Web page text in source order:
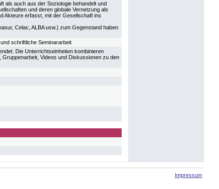
als auch aus der Soziologie behandelt und
und deren globale Vernetzung als
Akteure erfasst, mit der Gesellschaft ins
Celac, ALBA usw.) zum Gegenstand haben
schriftliche Seminararbeit
Die Unterrichtseinheiten kombinieren
Gruppenarbeit, Videos und Diskussionen zu den
Impressum